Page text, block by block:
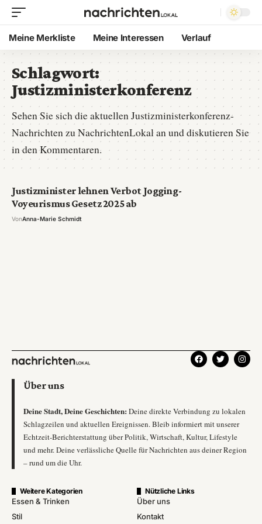
Meine Merkliste Meine Interessen Verlauf
Schlagwort:
Justizministerkonferenz
Sehen Sie sich die aktuellen Justizministerkonferenz-
Nachrichten zu NachrichtenLokal an und diskutieren Sie
in den Kommentaren.
Justizminister lehnen Verbot Jogging-
Voyeurismus Gesetz 2025 ab
VonAnna-Marie Schmidt
Über uns
Deine Stadt, Deine Geschichten: Deine direkte Verbindung zu lokalen
Schlagzeilen und aktuellen Ereignissen. Bleib informiert mit unserer
Echtzeit-Berichterstattung über Politik, Wirtschaft, Kultur, Lifestyle
und mehr. Deine verlässliche Quelle für Nachrichten aus deiner Region
– rund um die Uhr.
Weitere Kategorien
Essen & Trinken
Stil
Nützliche Links
Über uns
Kontakt